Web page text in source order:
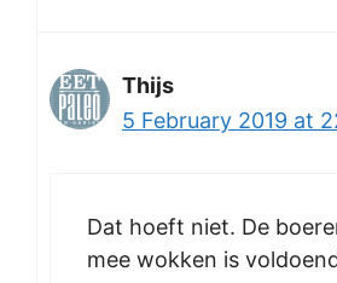
Thijs
5 February 2019 at
Dat hoeft niet. De
mee wokken is